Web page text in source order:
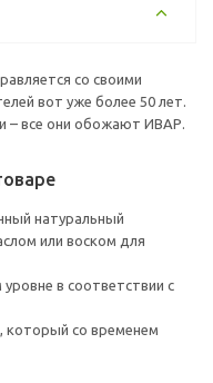
со своими
вот уже более 50 лет.
– все они обожают ИВАР.
натуральный
или воском для
в соответствии с
который со временем